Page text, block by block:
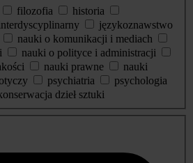
filozofia
historia
językoznawstwo
nauki o komunikacji i mediach
nauki o polityce i administracji
nauki prawne
nauki
psychiatria
psychologia
dzieł sztuki